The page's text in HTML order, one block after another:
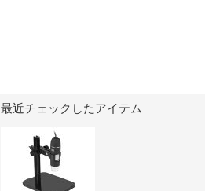
最近チェックしたアイテム